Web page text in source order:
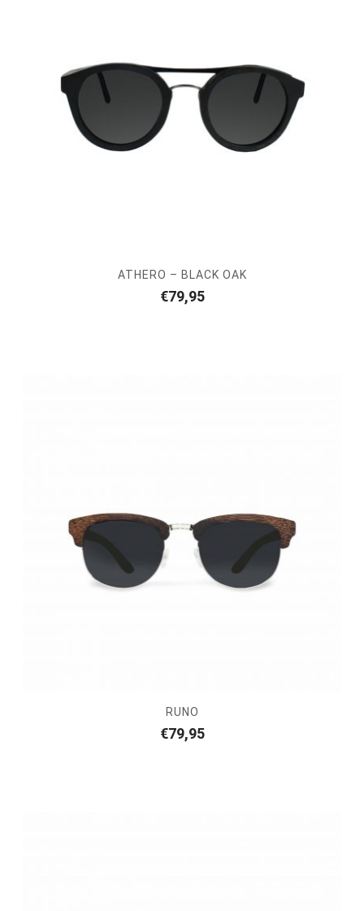
ATHERO – BLACK OAK
€79,95
RUNO
€79,95